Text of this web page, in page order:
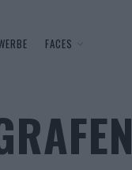
FACES